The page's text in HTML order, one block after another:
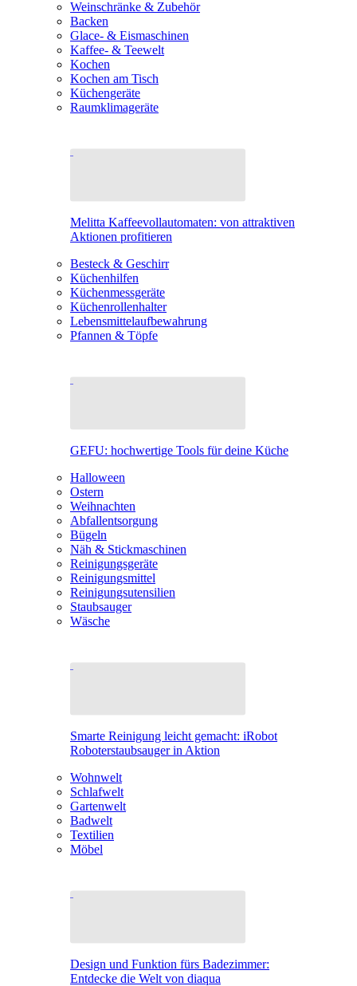
Weinschränke & Zubehör
Backen
Glace- & Eismaschinen
Kaffee- & Teewelt
Kochen
Kochen am Tisch
Küchengeräte
Raumklimageräte
Melitta Kaffeevollautomaten: von attraktiven
Aktionen profitieren
Besteck & Geschirr
Küchenhilfen
Küchenmessgeräte
Küchenrollenhalter
Lebensmittelaufbewahrung
Pfannen & Töpfe
GEFU: hochwertige Tools für deine Küche
Halloween
Ostern
Weihnachten
Abfallentsorgung
Bügeln
Näh & Stickmaschinen
Reinigungsgeräte
Reinigungsmittel
Reinigungsutensilien
Staubsauger
Wäsche
Smarte Reinigung leicht gemacht: iRobot
Roboterstaubsauger in Aktion
Wohnwelt
Schlafwelt
Gartenwelt
Badwelt
Textilien
Möbel
Design und Funktion fürs Badezimmer:
Entdecke die Welt von diaqua